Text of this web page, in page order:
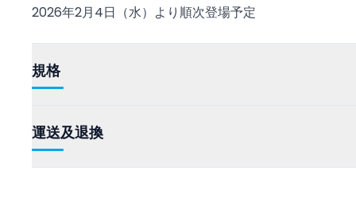
2026年2月4日（水）より順次登場予定
規格
運送及退換